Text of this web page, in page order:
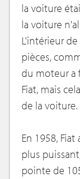
la voiture
la voiture
L'intérieur
pièces,
du moteur a
Fiat, mais
de la voiture.
En 1958,
plus
pointe de